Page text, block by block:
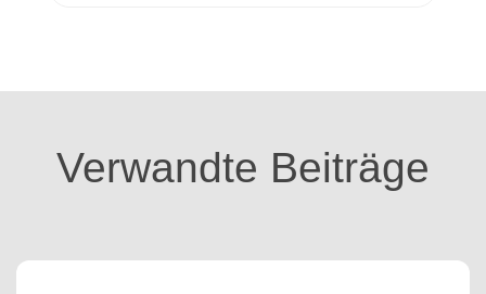
o
Verwandte Beiträge